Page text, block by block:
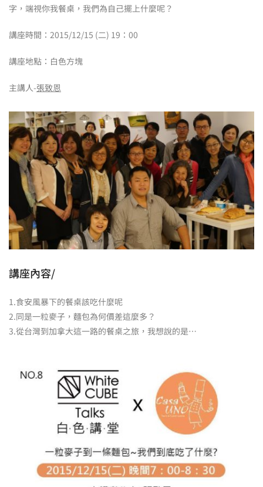
字，端視你我餐桌，我們為自己擺上什麼呢？
講座時間：2015/12/15 (二) 19：00
講座地點：白色方塊
主講人-張致恩
講座內容/
1.食安風暴下的餐桌該吃什麼呢
2.同是一粒麥子，麵包為何價差這麼多？
3.從台灣到加拿大這一路的餐桌之旅，我想說的是…